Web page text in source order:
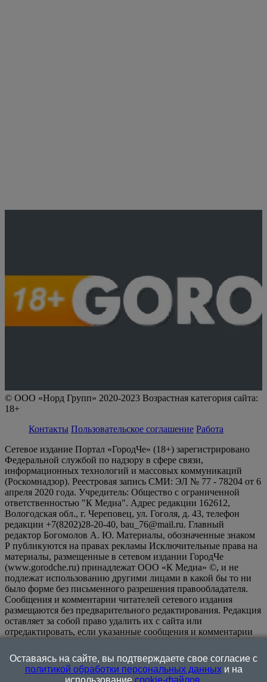
© ООО «Норд Групп» 2020-2023 Возрастная категория сайта:
18+
Контакты Пользовательское соглашение Работа
Сетевое издание Портал «ГородЧе» (18+) зарегистрировано
Федеральной службой по надзору в сфере связи,
информационных технологий и массовых коммуникаций
(Роскомнадзор). Реестровая запись СМИ: ЭЛ № 77 - 78204 от 6
апреля 2020 года. Учредитель: Общество с ограниченной
ответственностью "К Медиа". Адрес редакции 162612,
Вологодская обл., г. Череповец, ул. Гоголя, д. 43, телефон
редакции +7(8202)28-20-40, bau_76@mail.ru. Главный
редактор Богомолов А. Ю. Материалы, обозначенные знаком
Р публикуются на правах рекламы Исключительные права на
материалы, размещенные в сетевом издании ГородЧе
(www.gorodche.ru) принадлежат ООО «К Медиа» ©, и не
подлежат использованию другими лицами в какой бы то ни
было форме без письменного разрешения правообладателя.
Сообщения и комментарии читателей сетевого издания
размещаются без предварительного редактирования. Редакция
оставляет за собой право удалить их с сайта или
отредактировать, если указанные сообщения и комментарии
или нарушением иных требований закона.
информационном ресурсе применяются рекомендательные
технологии (информационные технологии предоставления
Оставаясь на сайте, вы подтверждаете свое согласие с
политикой обработки персональных данныхи на
использование cookie-файлов